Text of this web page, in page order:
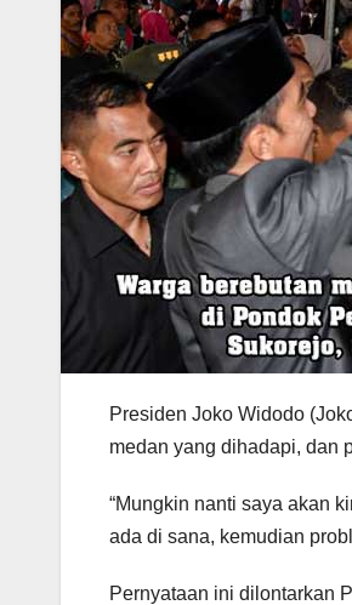
Presiden Joko Widodo
medan yang dihadapi, dan
“Mungkin nanti saya akan
ada di sana, kemudian
Pernyataan ini dilontarkan